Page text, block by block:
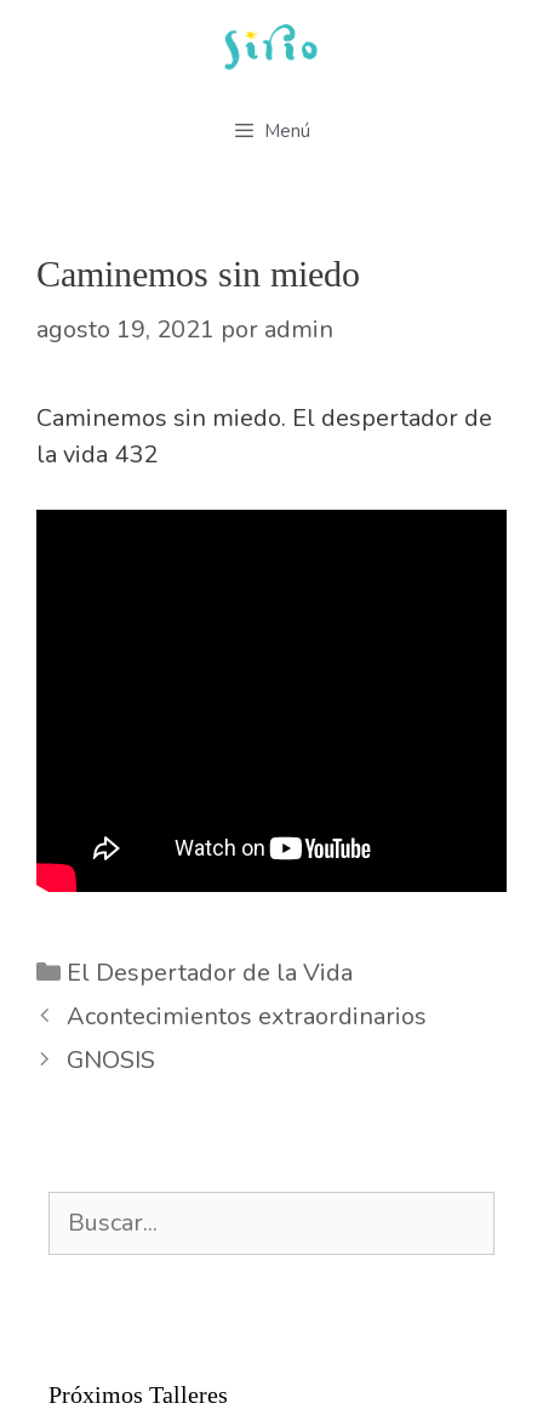
Menú
Caminemos sin miedo
agosto 19, 2021 por admin
Caminemos sin miedo. El despertador de
la vida 432
Categorías
El Despertador de la Vida
Acontecimientos extraordinarios
GNOSIS
Próximos Talleres